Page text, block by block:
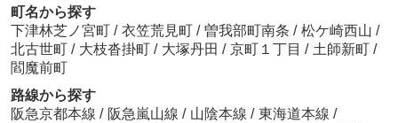
町名から探す
下津林芝ノ宮町 / 衣笠荒見町 / 曽我部町南条 / 松ケ崎西山 /
北古世町 / 大枝沓掛町 / 大塚丹田 / 京町１丁目 / 土師新町 /
閻魔前町
路線から探す
阪急京都本線 / 阪急嵐山線 / 山陰本線 / 東海道本線 /